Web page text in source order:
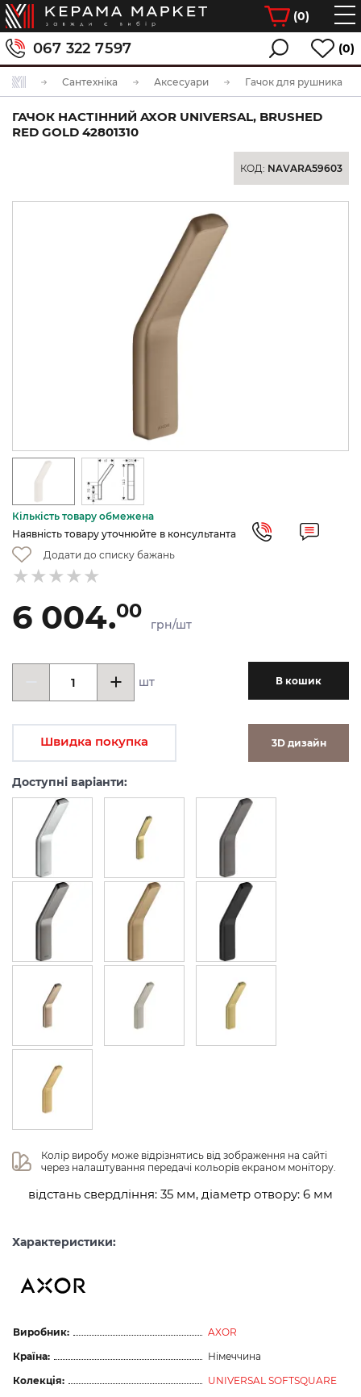
(0)
067 322 7597 (0)
Сантехніка Аксесуари Гачок для рушника
ГАЧОК НАСТІННИЙ AXOR UNIVERSAL, BRUSHED
RED GOLD 42801310
КОД: NAVARA59603
Кількість товару обмежена
Наявність товару уточнюйте в консультанта
Додати до списку бажань
6 004.00
грн/шт
шт В кошик
Швидка покупка 3D дизайн
Доступні варіанти:
Колір виробу може відрізнятись від зображення на сайті
через налаштування передачі кольорів екраном монітору.
відстань свердління: 35 мм, діаметр отвору: 6 мм
Характеристики:
Виробник:
AXOR
Країна:
Німеччина
Колекція:
UNIVERSAL SOFTSQUARE